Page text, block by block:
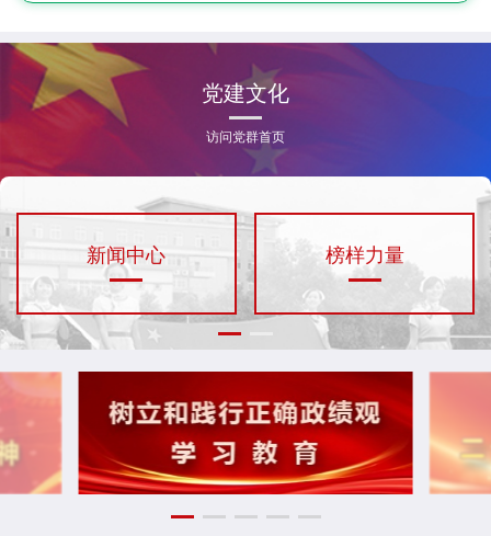
党建文化
访问党群首页
新闻中心 榜样力量